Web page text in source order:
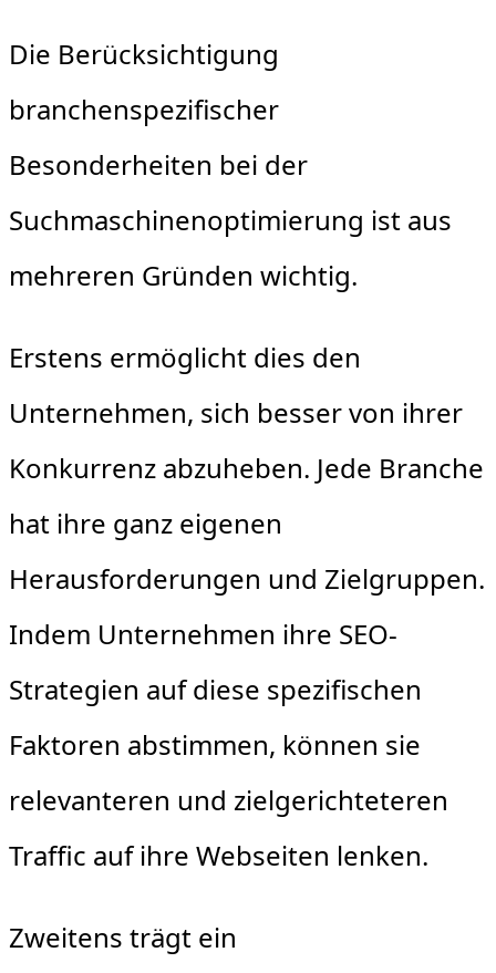
Die Berücksichtigung
branchenspezifischer
Besonderheiten bei der
Suchmaschinenoptimierung ist aus
mehreren Gründen wichtig.
Erstens ermöglicht dies den
Unternehmen, sich besser von ihrer
Konkurrenz abzuheben. Jede Branche
hat ihre ganz eigenen
Herausforderungen und Zielgruppen.
Indem Unternehmen ihre SEO-
Strategien auf diese spezifischen
Faktoren abstimmen, können sie
relevanteren und zielgerichteteren
Traffic auf ihre Webseiten lenken.
Zweitens trägt ein